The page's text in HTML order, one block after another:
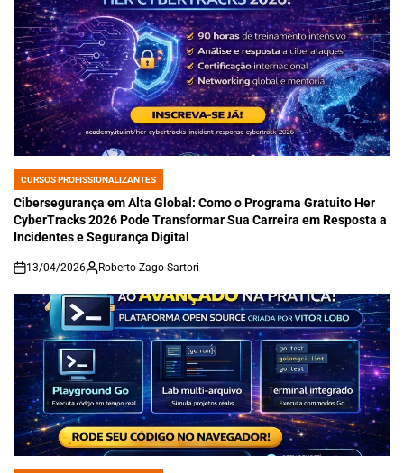
POSTED
IN
CURSOS PROFISSIONALIZANTES
Cibersegurança em Alta Global: Como o Programa Gratuito Her
CyberTracks 2026 Pode Transformar Sua Carreira em Resposta a
Incidentes e Segurança Digital
on
13/04/2026 Roberto Zago Sartori